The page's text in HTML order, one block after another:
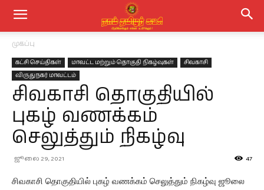
முகப்பு
கட்சி செய்திகள் மாவட்ட மற்றும் தொகுதி நிகழ்வுகள்
சிவகாசி
விருதுநகர் மாவட்டம்
சிவகாசி தொகுதியில்
புகழ் வணக்கம்
செலுத்தும் நிகழ்வு
ஜூலை 29, 2021 47
சிவகாசி தொகுதியில் புகழ் வணக்கம் செலுத்தும் நிகழ்வு ஜூலை